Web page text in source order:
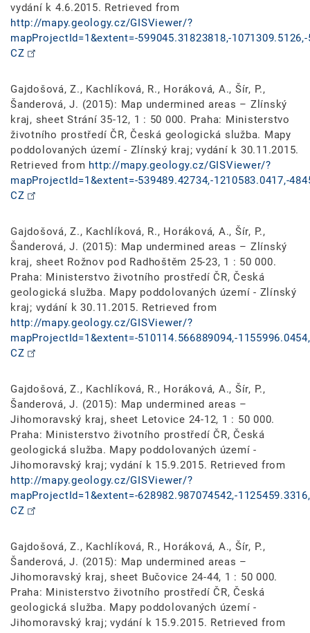
vydání k 4.6.2015. Retrieved from
http://mapy.geology.cz/GISViewer/?
mapProjectId=1&extent=-599045.31823818,-
CZ
Gajdošová, Z., Kachlíková, R., Horáková, A., Šír, P.,
Šanderová, J. (2015): Map undermined areas – Zlínský
kraj, sheet Strání 35-12, 1 : 50 000. Praha: Ministerstvo
životního prostředí ČR, Česká geologická služba. Mapy
poddolovaných území - Zlínský kraj; vydání k 30.11.2015.
Retrieved from http://mapy.geology.cz/GISViewer/?
mapProjectId=1&extent=-539489.42734,-1210583.0417,-
CZ
Gajdošová, Z., Kachlíková, R., Horáková, A., Šír, P.,
Šanderová, J. (2015): Map undermined areas – Zlínský
kraj, sheet Rožnov pod Radhoštěm 25-23, 1 : 50 000.
Praha: Ministerstvo životního prostředí ČR, Česká
geologická služba. Mapy poddolovaných území - Zlínský
kraj; vydání k 30.11.2015. Retrieved from
http://mapy.geology.cz/GISViewer/?
mapProjectId=1&extent=-510114.566889094,-
CZ
Gajdošová, Z., Kachlíková, R., Horáková, A., Šír, P.,
Šanderová, J. (2015): Map undermined areas –
Jihomoravský kraj, sheet Letovice 24-12, 1 : 50 000.
Praha: Ministerstvo životního prostředí ČR, Česká
geologická služba. Mapy poddolovaných území -
Jihomoravský kraj; vydání k 15.9.2015. Retrieved from
http://mapy.geology.cz/GISViewer/?
mapProjectId=1&extent=-628982.987074542,-
CZ
Gajdošová, Z., Kachlíková, R., Horáková, A., Šír, P.,
Šanderová, J. (2015): Map undermined areas –
Jihomoravský kraj, sheet Bučovice 24-44, 1 : 50 000.
Praha: Ministerstvo životního prostředí ČR, Česká
geologická služba. Mapy poddolovaných území -
Jihomoravský kraj; vydání k 15.9.2015. Retrieved from